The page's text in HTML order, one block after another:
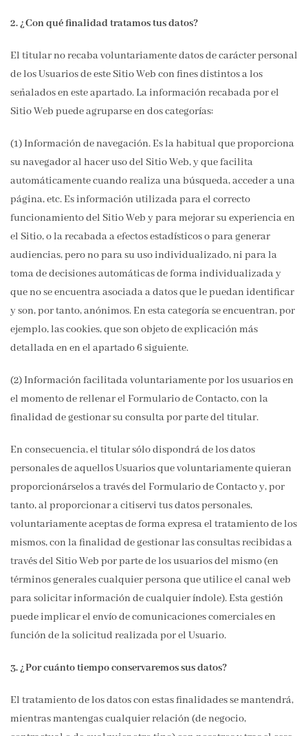
2. ¿Con qué finalidad tratamos tus datos?
El titular no recaba voluntariamente datos de carácter personal
de los Usuarios de este Sitio Web con fines distintos a los
señalados en este apartado. La información recabada por el
Sitio Web puede agruparse en dos categorías:
(1) Información de navegación. Es la habitual que proporciona
su navegador al hacer uso del Sitio Web, y que facilita
automáticamente cuando realiza una búsqueda, acceder a una
página, etc. Es información utilizada para el correcto
funcionamiento del Sitio Web y para mejorar su experiencia en
el Sitio, o la recabada a efectos estadísticos o para generar
audiencias, pero no para su uso individualizado, ni para la
toma de decisiones automáticas de forma individualizada y
que no se encuentra asociada a datos que le puedan identificar
y son, por tanto, anónimos. En esta categoría se encuentran, por
ejemplo, las cookies, que son objeto de explicación más
detallada en en el apartado 6 siguiente.
(2) Información facilitada voluntariamente por los usuarios en
el momento de rellenar el Formulario de Contacto, con la
finalidad de gestionar su consulta por parte del titular.
En consecuencia, el titular sólo dispondrá de los datos
personales de aquellos Usuarios que voluntariamente quieran
proporcionárselos a través del Formulario de Contacto y, por
tanto, al proporcionar a citiservi tus datos personales,
voluntariamente aceptas de forma expresa el tratamiento de los
mismos, con la finalidad de gestionar las consultas recibidas a
través del Sitio Web por parte de los usuarios del mismo (en
términos generales cualquier persona que utilice el canal web
para solicitar información de cualquier índole). Esta gestión
puede implicar el envío de comunicaciones comerciales en
función de la solicitud realizada por el Usuario.
3. ¿Por cuánto tiempo conservaremos sus datos?
El tratamiento de los datos con estas finalidades se mantendrá,
mientras mantengas cualquier relación (de negocio,